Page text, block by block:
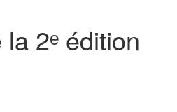
2ᵉ édition